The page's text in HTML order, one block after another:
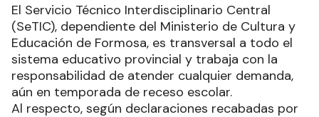
El Servicio Técnico Interdisciplinario Central
(SeTIC), dependiente del Ministerio de Cultura y
Educación de Formosa, es transversal a todo el
sistema educativo provincial y trabaja con la
responsabilidad de atender cualquier demanda,
aún en temporada de receso escolar.
Al respecto, según declaraciones recabadas por